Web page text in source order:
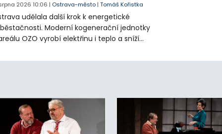
2026 10:06 | Ostrava-město |Tomáš Kořistka
udělala další krok k energetické
Moderní kogenerační jednotky
OZO vyrobí elektřinu i teplo a sníží
přímo v Kunčicích.